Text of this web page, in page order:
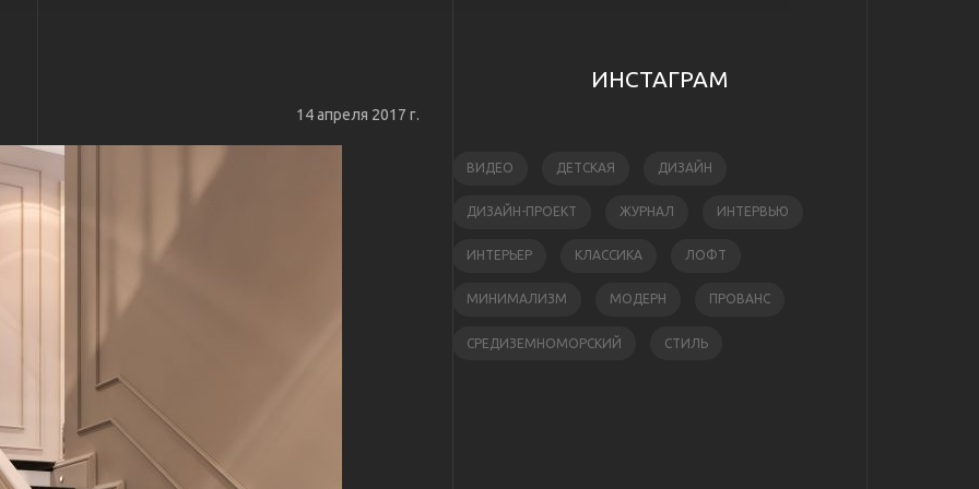
14 апреля 2017 г.
ИНСТАГРАМ
ВИДЕО ДЕТСКАЯ ДИЗАЙН
ДИЗАЙН-ПРОЕКТ ЖУРНАЛ ИНТЕРВЬЮ
ИНТЕРЬЕР КЛАССИКА ЛОФТ
МИНИМАЛИЗМ МОДЕРН ПРОВАНС
СРЕДИЗЕМНОМОРСКИЙ СТИЛЬ